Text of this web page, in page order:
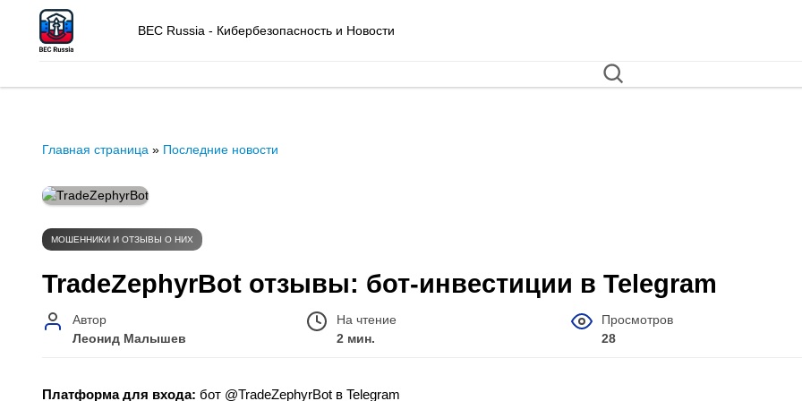
BEC Russia - Кибербезопасность и Новости
Главная страница » Последние новости
МОШЕННИКИ И ОТЗЫВЫ О НИХ
TradeZephyrBot отзывы: бот‑инвестиции в Telegram
Автор
Леонид Малышев
На чтение
2 мин.
Просмотров
28
Платформа для входа: бот @TradeZephyrBot в Telegram